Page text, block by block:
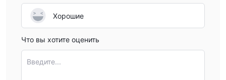
Хорошие
Что вы хотите оценить
Введите...